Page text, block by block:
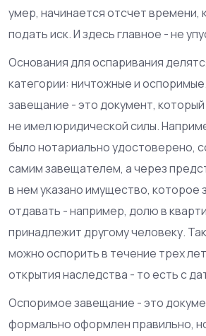
умер, начинается отсчет времени,
подать иск. И здесь главное - не
Основания для оспаривания
категории: ничтожные и
завещание - это документ,
не имел юридической силы.
было нотариально удостоверено,
самим завещателем, а через
в нем указано имущество, которое
отдавать - например, долю в
принадлежит другому человеку.
можно оспорить в течение трех
открытия наследства - то есть с
Оспоримое завещание - это
формально оформлен правильно,